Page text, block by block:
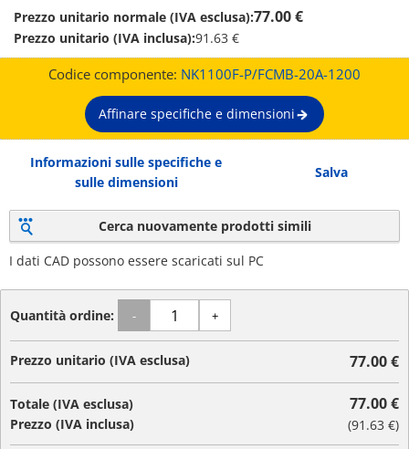
Prezzo unitario normale (IVA esclusa):77.00 €
Prezzo unitario (IVA inclusa):91.63 €
Codice componente: NK1100F-P/FCMB-20A-1200
Affinare specifiche e dimensioni
Informazioni sulle specifiche e
sulle dimensioni
Salva
Cerca nuovamente prodotti simili
I dati CAD possono essere scaricati sul PC
Quantità ordine: - +
Prezzo unitario (IVA esclusa) 77.00 €
Totale (IVA esclusa)
Prezzo (IVA inclusa)
77.00 €
(91.63 €)